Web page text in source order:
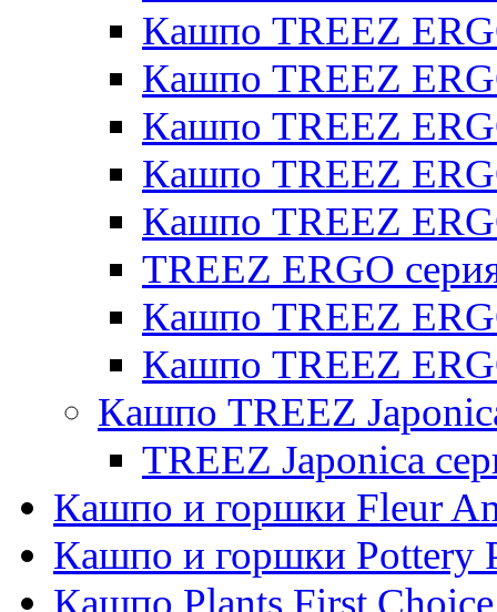
Кашпо TREEZ
Кашпо TREEZ
Кашпо TREEZ
Кашпо TREEZ
Кашпо TREEZ
TREEZ ERGO
Кашпо TREEZ
Кашпо TREEZ
Кашпо TREEZ
TREEZ Japonica
Кашпо и горшки Fleur
Кашпо и горшки Pottery
Кашпо Plants First Choice